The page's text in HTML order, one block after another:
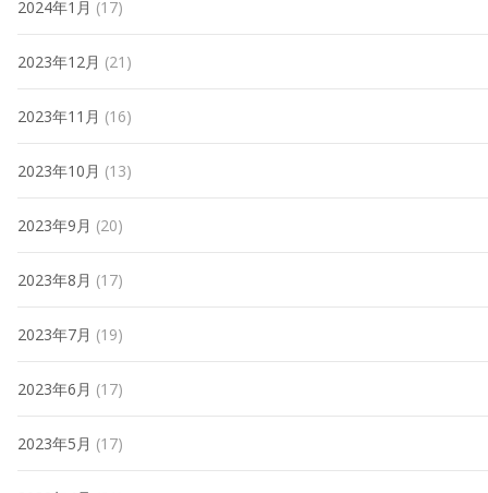
2024年1月 (17)
2023年12月 (21)
2023年11月 (16)
2023年10月 (13)
2023年9月 (20)
2023年8月 (17)
2023年7月 (19)
2023年6月 (17)
2023年5月 (17)